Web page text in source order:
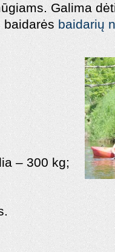
Galima
baidarės baidarių
– 300 kg;